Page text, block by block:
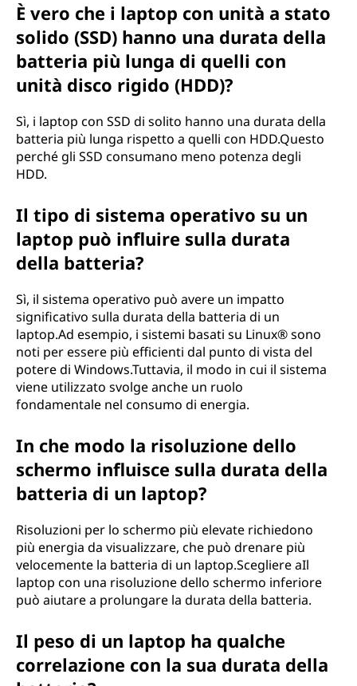
È vero che i laptop con unità a stato
solido (SSD) hanno una durata della
batteria più lunga di quelli con
unità disco rigido (HDD)?
Sì, i laptop con SSD di solito hanno una durata della
batteria più lunga rispetto a quelli con HDD.Questo
perché gli SSD consumano meno potenza degli
HDD.
Il tipo di sistema operativo su un
laptop può influire sulla durata
della batteria?
Sì, il sistema operativo può avere un impatto
significativo sulla durata della batteria di un
laptop.Ad esempio, i sistemi basati su Linux® sono
noti per essere più efficienti dal punto di vista del
potere di Windows.Tuttavia, il modo in cui il sistema
viene utilizzato svolge anche un ruolo
fondamentale nel consumo di energia.
In che modo la risoluzione dello
schermo influisce sulla durata della
batteria di un laptop?
Risoluzioni per lo schermo più elevate richiedono
più energia da visualizzare, che può drenare più
velocemente la batteria di un laptop.Scegliere aIl
laptop con una risoluzione dello schermo inferiore
può aiutare a prolungare la durata della batteria.
Il peso di un laptop ha qualche
correlazione con la sua durata della